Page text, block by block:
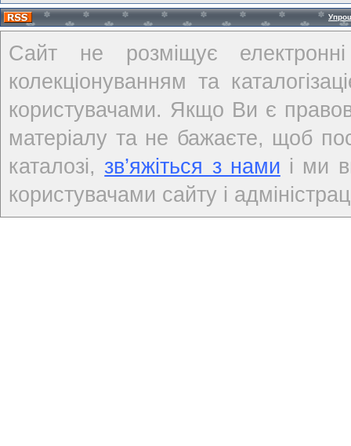
Сайт не розміщує
колекціонуванням та
користувачами. Якщо Ви є
матеріалу та не бажаєте, щоб
каталозі,зв’яжіться з нами і ми
користувачами сайту і